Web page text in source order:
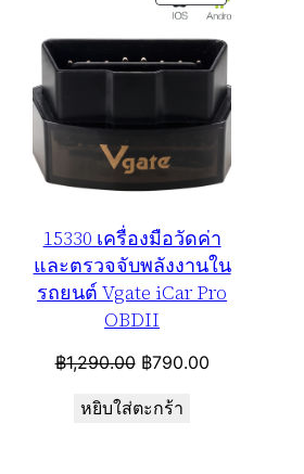
ON
SALE
15330 เครื่องมือวัดค่า
และตรวจจับพลังงานใน
รถยนต์ Vgate iCar Pro
OBDII
฿1,290.00 Original
was:
฿790.00Current
หยิบใส่ตะกร้า